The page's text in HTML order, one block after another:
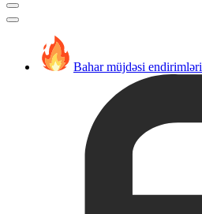
Bahar müjdəsi endirimləri